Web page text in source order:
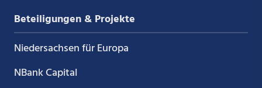
Beteiligungen & Projekte
Niedersachsen für Europa
NBank Capital